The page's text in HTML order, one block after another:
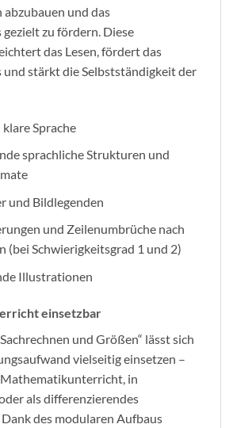
abzubauen und das
zu fördern. Diese
das Lesen, fördert das
und stärkt die Selbstständigkeit der
Sprache
sprachliche Strukturen und
und Bildlegenden
und Zeilenumbrüche nach
(bei Schwierigkeitsgrad 1 und 2)
Illustrationen
einsetzbar
und Größen“ lässt sich
vielseitig einsetzen –
in
als differenzierendes
des modularen Aufbaus